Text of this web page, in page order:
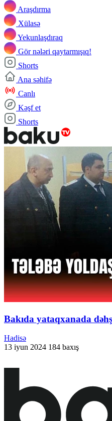
Araşdırma
Xülasə
Yekunlaşdıraq
Gör nələri qaytarmışıq!
Shorts
Ana səhifə
Canlı
Kəşf et
Shorts
Bakıda yataqxanada
Hadisə
13 iyun 2024 184 baxış